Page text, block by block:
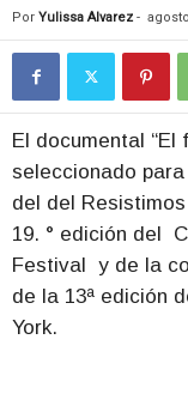
Por Yulissa Alvarez -
El documental “El
seleccionado
del del
19. ° edición del
Festival y de la
de la 13ª edición
York.